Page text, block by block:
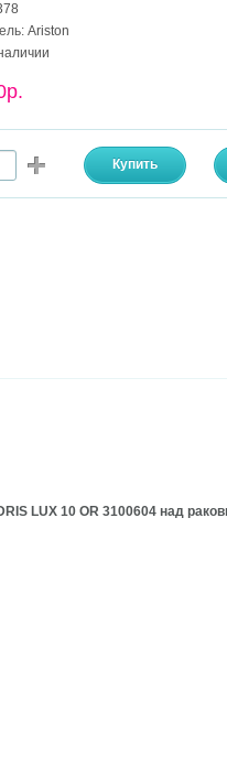
Ariston
LUX 10 OR 3100604 над